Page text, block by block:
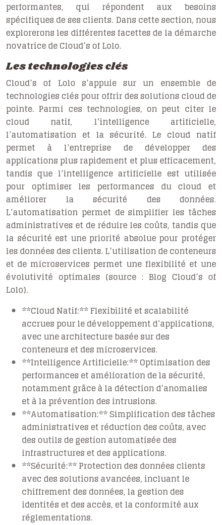
performantes, qui répondent aux besoins
spécifiques de ses clients. Dans cette section, nous
explorerons les différentes facettes de la démarche
novatrice de Cloud’s of Lolo.
Les technologies clés
Cloud’s of Lolo s’appuie sur un ensemble de
technologies clés pour offrir des solutions cloud de
pointe. Parmi ces technologies, on peut citer le
cloud natif, l’intelligence artificielle,
l’automatisation et la sécurité. Le cloud natif
permet à l’entreprise de développer des
applications plus rapidement et plus efficacement,
tandis que l’intelligence artificielle est utilisée
pour optimiser les performances du cloud et
améliorer la sécurité des données.
L’automatisation permet de simplifier les tâches
administratives et de réduire les coûts, tandis que
la sécurité est une priorité absolue pour protéger
les données des clients. L’utilisation de conteneurs
et de microservices permet une flexibilité et une
évolutivité optimales (source : Blog Cloud’s of
Lolo).
**Cloud Natif:** Flexibilité et scalabilité
accrues pour le développement d’applications,
avec une architecture basée sur des
conteneurs et des microservices.
**Intelligence Artificielle:** Optimisation des
performances et amélioration de la sécurité,
notamment grâce à la détection d’anomalies
et à la prévention des intrusions.
**Automatisation:** Simplification des tâches
administratives et réduction des coûts, avec
des outils de gestion automatisée des
infrastructures et des applications.
**Sécurité:** Protection des données clients
avec des solutions avancées, incluant le
chiffrement des données, la gestion des
identités et des accès, et la conformité aux
réglementations.